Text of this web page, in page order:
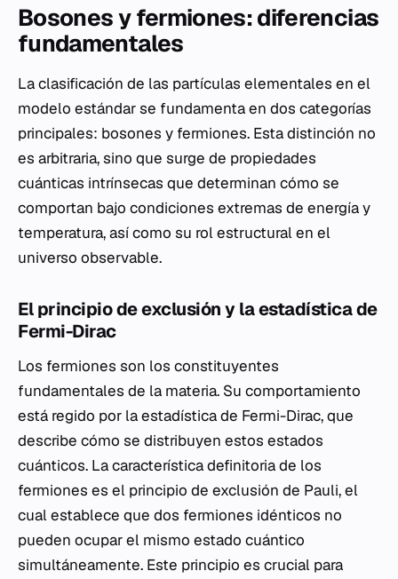
Bosones y fermiones: diferencias
fundamentales
La clasificación de las partículas elementales en el
modelo estándar se fundamenta en dos categorías
principales: bosones y fermiones. Esta distinción no
es arbitraria, sino que surge de propiedades
cuánticas intrínsecas que determinan cómo se
comportan bajo condiciones extremas de energía y
temperatura, así como su rol estructural en el
universo observable.
El principio de exclusión y la estadística de
Fermi-Dirac
Los fermiones son los constituyentes
fundamentales de la materia. Su comportamiento
está regido por la estadística de Fermi-Dirac, que
describe cómo se distribuyen estos estados
cuánticos. La característica definitoria de los
fermiones es el principio de exclusión de Pauli, el
cual establece que dos fermiones idénticos no
pueden ocupar el mismo estado cuántico
simultáneamente. Este principio es crucial para